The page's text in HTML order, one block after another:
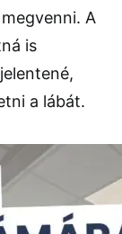
A
is
a lábát.